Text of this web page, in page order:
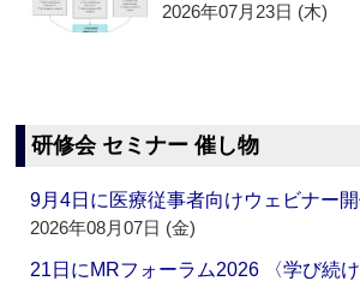
2026年07月23日 (木)
研修会 セミナー 催し物
9月4日に医療従事者向けウェビナー
2026年08月07日 (金)
21日にMRフォーラム2026 〈学び続